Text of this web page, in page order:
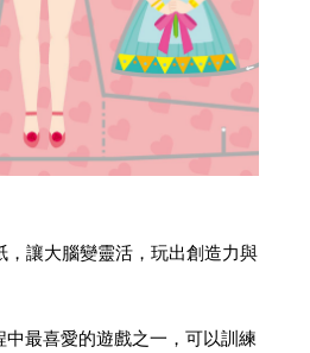
，讓大腦變靈活，玩出創造力與
最喜愛的遊戲之一，可以訓練